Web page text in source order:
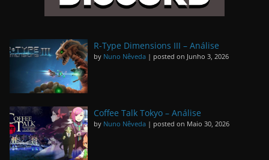
R-Type Dimensions III – Análise
by Nuno Nêveda | posted on Junho 3, 2026
Coffee Talk Tokyo – Análise
by Nuno Nêveda | posted on Maio 30, 2026